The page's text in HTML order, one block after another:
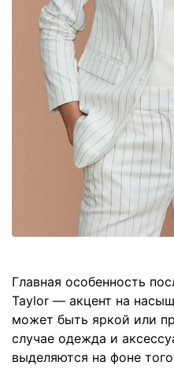
Главная особенность
Taylor — акцент на
может быть яркой или
случае одежда и
выделяются на фоне